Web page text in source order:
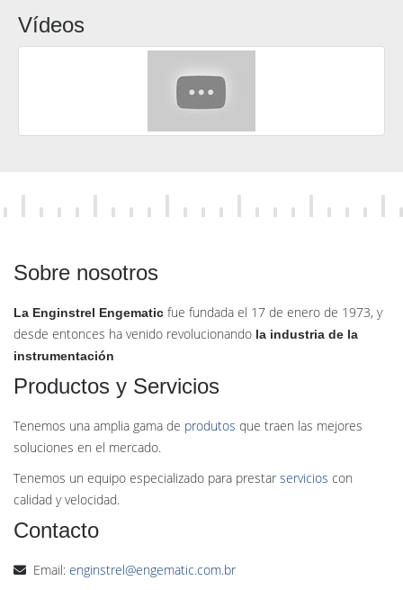
Vídeos
Sobre nosotros
La Enginstrel Engematic fue fundada el 17 de enero de 1973, y
desde entonces ha venido revolucionando la industria de la
instrumentación
Productos y Servicios
Tenemos una amplia gama de produtos que traen las mejores
soluciones en el mercado.
Tenemos un equipo especializado para prestar servicios con
calidad y velocidad.
Contacto
Email: enginstrel@engematic.com.br